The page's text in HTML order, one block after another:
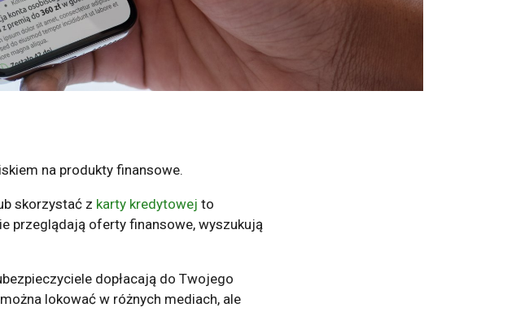
na produkty finansowe.
skorzystać z karty kredytowej to
przeglądają oferty finansowe, wyszukują
dopłacają do Twojego
lokować w różnych mediach, ale